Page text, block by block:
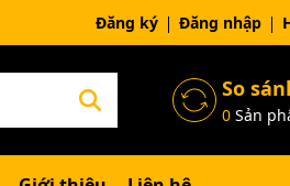
Đăng ký Đăng nhập
So
0Sản